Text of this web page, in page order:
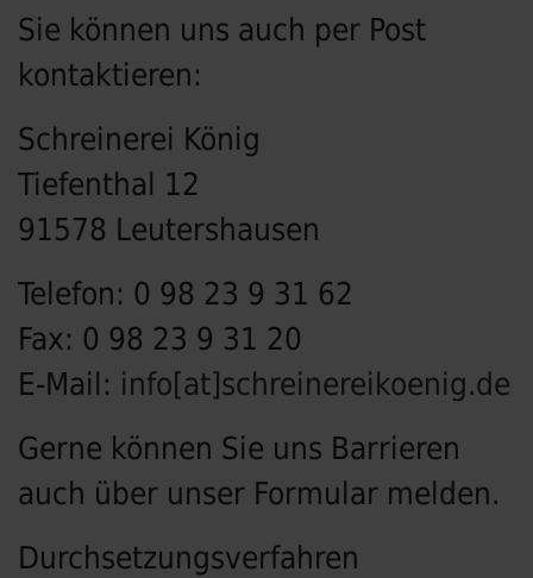
Sie können uns auch per Post
kontaktieren:
Schreinerei König
Tiefenthal 12
91578 Leutershausen
Telefon: 0 98 23 9 31 62
Fax: 0 98 23 9 31 20
E-Mail: info[at]schreinereikoenig.de
Gerne können Sie uns Barrieren
auch über unser Formular melden.
Durchsetzungsverfahren